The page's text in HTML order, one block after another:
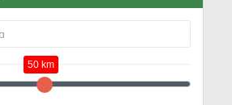
50 km